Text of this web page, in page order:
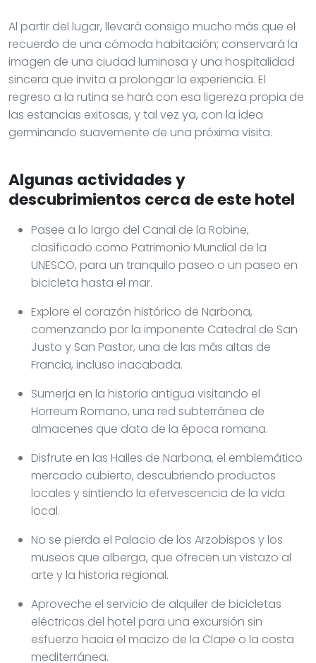
Al partir del lugar, llevará consigo mucho más que el
recuerdo de una cómoda habitación; conservará la
imagen de una ciudad luminosa y una hospitalidad
sincera que invita a prolongar la experiencia. El
regreso a la rutina se hará con esa ligereza propia de
las estancias exitosas, y tal vez ya, con la idea
germinando suavemente de una próxima visita.
Algunas actividades y
descubrimientos cerca de este hotel
Pasee a lo largo del Canal de la Robine,
clasificado como Patrimonio Mundial de la
UNESCO, para un tranquilo paseo o un paseo en
bicicleta hasta el mar.
Explore el corazón histórico de Narbona,
comenzando por la imponente Catedral de San
Justo y San Pastor, una de las más altas de
Francia, incluso inacabada.
Sumerja en la historia antigua visitando el
Horreum Romano, una red subterránea de
almacenes que data de la época romana.
Disfrute en las Halles de Narbona, el emblemático
mercado cubierto, descubriendo productos
locales y sintiendo la efervescencia de la vida
local.
No se pierda el Palacio de los Arzobispos y los
museos que alberga, que ofrecen un vistazo al
arte y la historia regional.
Aproveche el servicio de alquiler de bicicletas
eléctricas del hotel para una excursión sin
esfuerzo hacia el macizo de la Clape o la costa
mediterránea.